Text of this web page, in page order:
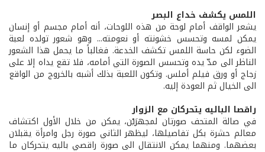
اللمس يكشف خداع البصر
يشعر الواقف أمام لوحة من هذه اللوحات، أنه أمام مجسم أو إنسان
يمكن لمسه وتحسس خشونته أو نعومته... وهو شعور تولده لعبة
الضوء لكن حاسة اللمس تكشف الخدعة. فغالباً ما يحمل هذا الشعور
الناظر الى مدّ يده وتحسس الصورة التي أمامه، فلا تقع يداه إلا على
زجاج أو ورق فيلم أملس. وتكون اللعبة بذلك أشبه بالخروج من الواقع
الى الخيال ثم العودة إليه.
راقصا الباليه يتحركان مع الزوار
في صالة المتحف صورتان لمجهرَيْن، يمكن من خلال الأول اكتشاف
معالم حشرة بكل تفاصيلها، ليظهر الثاني صورة رجل وامرأة يقبلان
بعضهما. ومنهما يمكن الانتقال الى صورة راقصي باليه يتحركان ما